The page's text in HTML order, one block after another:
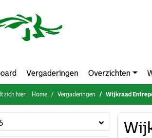
pagina
Vergaderingen Overzichten
zich hier: Home Vergaderingen Wijkraad